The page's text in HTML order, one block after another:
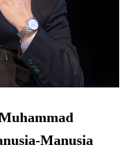
Manusia